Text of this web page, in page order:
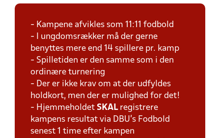
- Kampene afvikles som 11:11 fodbold
- I ungdomsrækker må der gerne
benyttes mere end 14 spillere pr. kamp
- Spilletiden er den samme som i den
ordinære turnering
- Der er ikke krav om at der udfyldes
holdkort, men der er mulighed for det!
- Hjemmeholdet SKAL registrere
kampens resultat via DBU's Fodbold
senest 1 time efter kampen